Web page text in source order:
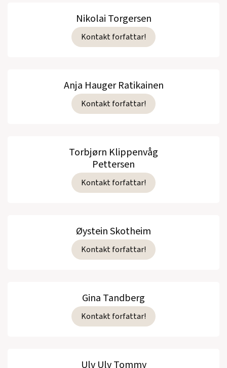
Nikolai Torgersen
Kontakt forfattar!
Anja Hauger Ratikainen
Kontakt forfattar!
Torbjørn Klippenvåg
Pettersen
Kontakt forfattar!
Øystein Skotheim
Kontakt forfattar!
Gina Tandberg
Kontakt forfattar!
Ulv Ulv Tommy